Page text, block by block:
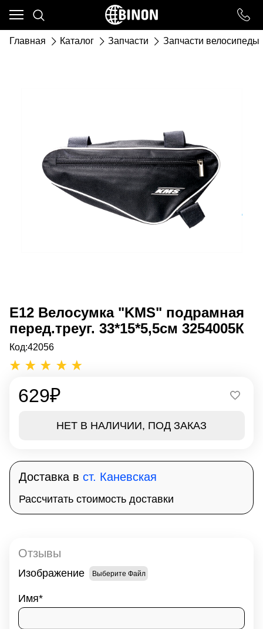
Главная Каталог Запчасти Запчасти велосипеды
Е12 Велосумка "KMS" подрамная
перед.треуг. 33*15*5,5см 3254005К
Код:42056
629₽
НЕТ В НАЛИЧИИ, ПОД ЗАКАЗ
Доставка в ст. Каневская
Рассчитать стоимость доставки
Отзывы
Изображение Выберите Файл
Имя
Ваш город - ст. Каневская,
угадали?
ДА НЕТ